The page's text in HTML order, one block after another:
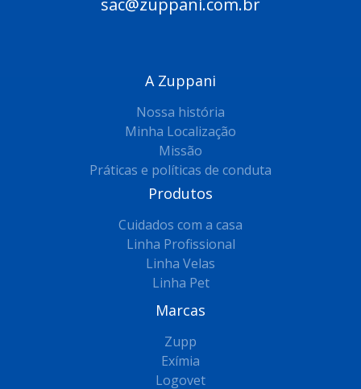
sac@zuppani.com.br
A Zuppani
Nossa história
Minha Localização
Missão
Práticas e políticas de conduta
Produtos
Cuidados com a casa
Linha Profissional
Linha Velas
Linha Pet
Marcas
Zupp
Exímia
Logovet